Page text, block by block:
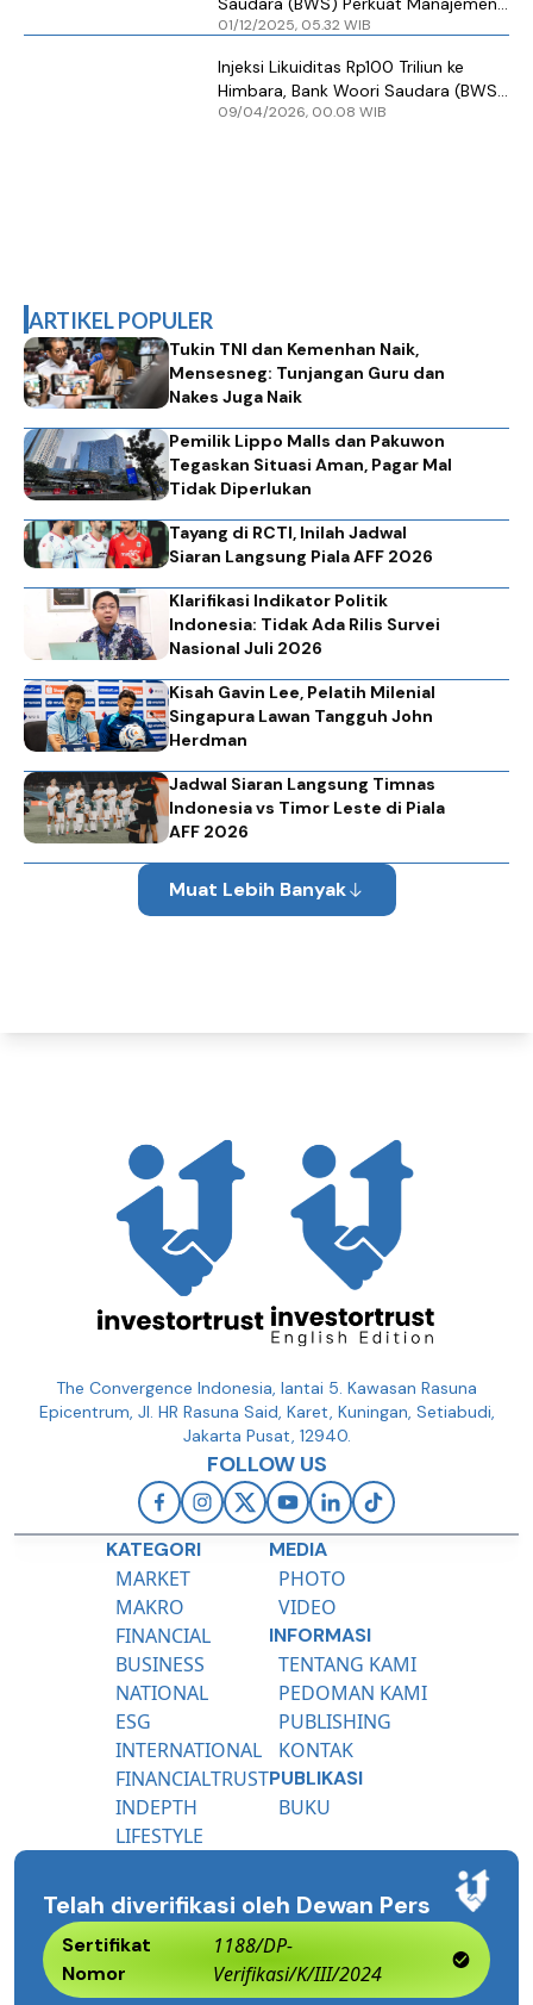
Risiko Kredit
01/12/2025, 05.32 WIB
Injeksi Likuiditas Rp100 Triliun ke
Himbara, Bank Woori Saudara (BWS)
Dinilai Tetap Solid
09/04/2026, 00.08 WIB
ARTIKEL POPULER
Tukin TNI dan Kemenhan Naik,
Mensesneg: Tunjangan Guru dan
Nakes Juga Naik
Pemilik Lippo Malls dan Pakuwon
Tegaskan Situasi Aman, Pagar Mal
Tidak Diperlukan
Tayang di RCTI, Inilah Jadwal
Siaran Langsung Piala AFF 2026
Klarifikasi Indikator Politik
Indonesia: Tidak Ada Rilis Survei
Nasional Juli 2026
Kisah Gavin Lee, Pelatih Milenial
Singapura Lawan Tangguh John
Herdman
Jadwal Siaran Langsung Timnas
Indonesia vs Timor Leste di Piala
AFF 2026
Muat Lebih Banyak
The Convergence Indonesia, lantai 5. Kawasan Rasuna
Epicentrum, Jl. HR Rasuna Said, Karet, Kuningan, Setiabudi,
Jakarta Pusat, 12940.
FOLLOW US
KATEGORI
MARKET
MAKRO
FINANCIAL
BUSINESS
NATIONAL
ESG
INTERNATIONAL
FINANCIALTRUST
INDEPTH
LIFESTYLE
MEDIA
PHOTO
VIDEO
INFORMASI
TENTANG KAMI
PEDOMAN KAMI
PUBLISHING
KONTAK
PUBLIKASI
BUKU
Telah diverifikasi oleh Dewan Pers
Sertifikat
Nomor
1188/DP-
Verifikasi/K/III/2024